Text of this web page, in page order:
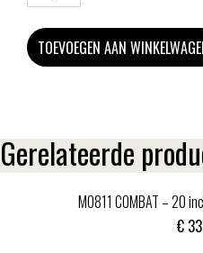
TOEVOEGEN AAN
Gerelateerde
MO811 COMBAT – 20
€